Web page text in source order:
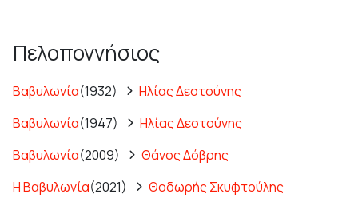
Πελοποννήσιος
Βαβυλωνία(1932)
Ηλίας Δεστούνης
Βαβυλωνία(1947)
Ηλίας Δεστούνης
Βαβυλωνία(2009)
Θάνος Δόβρης
Η Βαβυλωνία(2021) Θοδωρής Σκυφτούλης